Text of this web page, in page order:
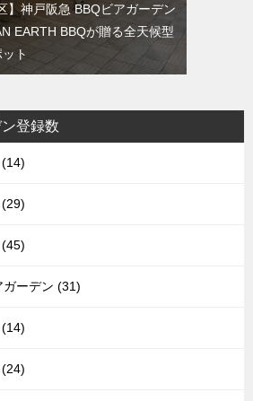
】神戸阪急 BBQビアガーデン
EARTH BBQが贈る全天候型
ト
登録数
ーデン (31)